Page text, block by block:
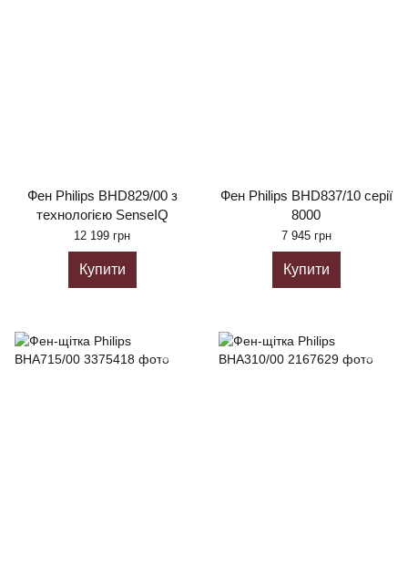
Фен Philips BHD829/00 з
технологією SenseIQ
12 199 грн
Купити
Фен Philips BHD837/10 серії
8000
7 945 грн
Купити